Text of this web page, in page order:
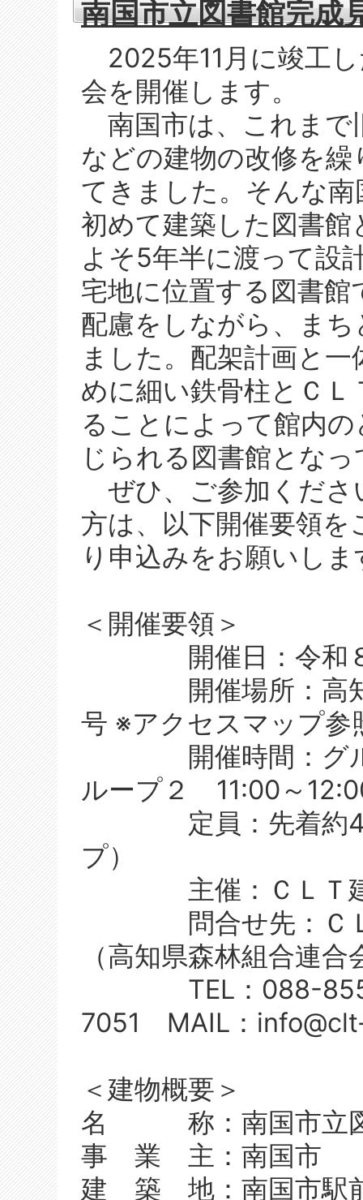
南国市立図書館完成
2025年11月に竣工
会を開催します。
南国市は、これまで
などの建物の改修を
てきました。そんな
初めて建築した図書
よそ5年半に渡って設
宅地に位置する図書
配慮をしながら、ま
ました。配架計画と
めに細い鉄骨柱とＣ
ることによって館内
じられる図書館とな
ぜひ、ご参加くださ
方は、以下開催要領
り申込みをお願いしま
＜開催要領＞
開催日：令和８
開催場所：高知県
号 ※アクセスマップ参
開催時間：グル
ループ２ 11:00～
定員：先着約40
プ）
主催：ＣＬＴ建
問合せ先：ＣＬ
（高知県森林組合連合
TEL：088-855-
7051 MAIL：
＜建物概要＞
名 称：南国市立
事 業 主：南国市
建 築 地：南国市駅